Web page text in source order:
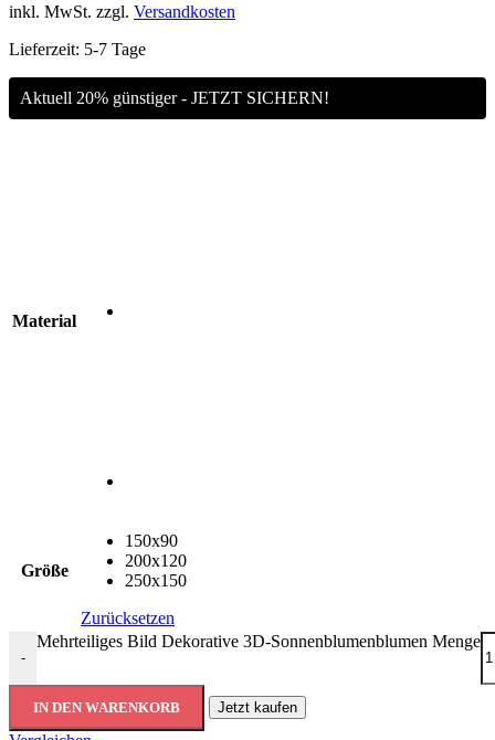
inkl. MwSt. zzgl. Versandkosten
Lieferzeit: 5-7 Tage
Aktuell 20% günstiger - JETZT SICHERN!
Material
Größe
150x90
200x120
250x150
Zurücksetzen
-
Mehrteiliges Bild Dekorative 3D-Sonnenblumenblumen Menge
IN DEN WARENKORB Jetzt kaufen